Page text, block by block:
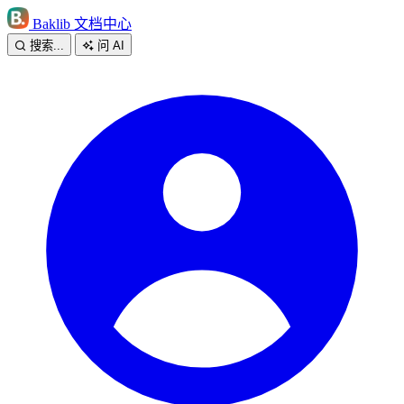
Baklib 文档中心
搜索... 问 AI